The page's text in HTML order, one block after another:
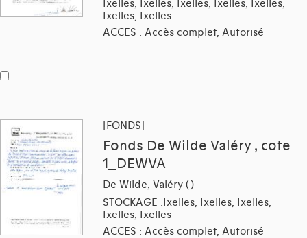
Ixelles, Ixelles, Ixelles, Ixelles, Ixelles,
Ixelles, Ixelles
ACCES : Accès complet, Autorisé
[FONDS]
Fonds De Wilde Valéry , cote
1_DEWVA
De Wilde, Valéry ()
STOCKAGE :Ixelles, Ixelles, Ixelles,
Ixelles, Ixelles
ACCES : Accès complet, Autorisé